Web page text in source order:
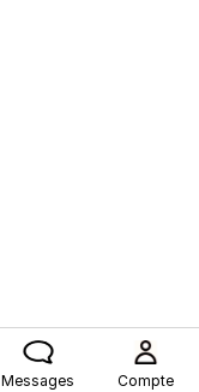
Messages Compte